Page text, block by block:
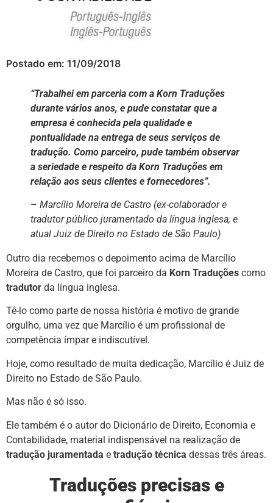
Postado em: 11/09/2018
“Trabalhei em parceria com a Korn Traduções
durante vários anos, e pude constatar que a
empresa é conhecida pela qualidade e
pontualidade na entrega de seus serviços de
tradução. Como parceiro, pude também observar
a seriedade e respeito da Korn Traduções em
relação aos seus clientes e fornecedores”.
– Marcílio Moreira de Castro (ex-colaborador e
tradutor público juramentado da língua inglesa, e
atual Juiz de Direito no Estado de São Paulo)
Outro dia recebemos o depoimento acima de Marcílio
Moreira de Castro, que foi parceiro da Korn Traduções como
tradutor da língua inglesa.
Tê-lo como parte de nossa história é motivo de grande
orgulho, uma vez que Marcílio é um profissional de
competência ímpar e indiscutível.
Hoje, como resultado de muita dedicação, Marcílio é Juiz de
Direito no Estado de São Paulo.
Mas não é só isso.
Ele também é o autor do Dicionário de Direito, Economia e
Contabilidade, material indispensável na realização de
tradução juramentada e tradução técnica dessas três áreas.
Traduções precisas e